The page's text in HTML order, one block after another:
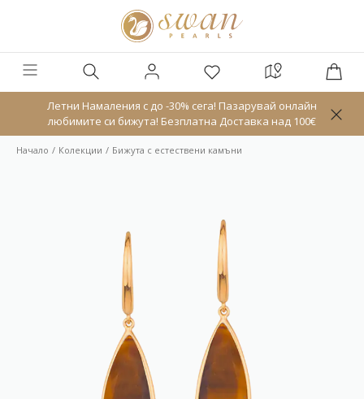
Летни Намаления с до -30% сега! Пазарувай онлайн
любимите си бижута! Безплатна Доставка над 100€
Начало Колекции Бижута с естествени камъни